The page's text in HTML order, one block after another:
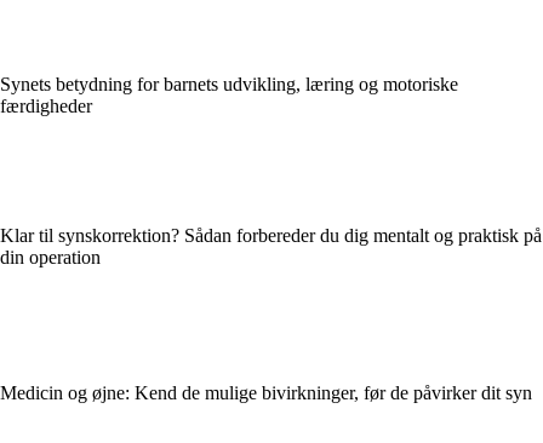
Synets betydning for barnets udvikling, læring og motoriske
færdigheder
Klar til synskorrektion? Sådan forbereder du dig mentalt og praktisk på
din operation
Medicin og øjne: Kend de mulige bivirkninger, før de påvirker dit syn